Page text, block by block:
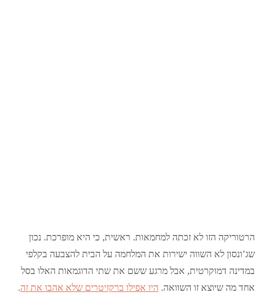
הרטוריקה הזו לא זכתה למחמאות. ראשית, כי היא מופרכת. נכון
שג’ונסון לא השווה ישירות את המלחמה על הבית להצבעה בקלפי
במדינה דמוקרטית, אבל מרגע ששם את שתי הדוגמאות האלו בסל
אחד מה שיוצא זו השוואה. היו אפילו ברקזיטרים שלא אהבו את זה.